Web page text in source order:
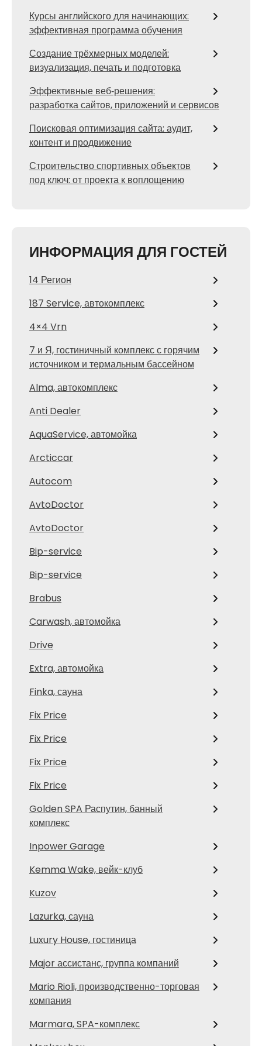
Курсы английского для начинающих:
эффективная программа обучения
Создание трёхмерных моделей:
визуализация, печать и подготовка
Эффективные веб‑решения:
разработка сайтов, приложений и сервисов
Поисковая оптимизация сайта: аудит,
контент и продвижение
Строительство спортивных объектов
под ключ: от проекта к воплощению
ИНФОРМАЦИЯ ДЛЯ ГОСТЕЙ
14 Регион
187 Service, автокомплекс
4×4 Vrn
7 и Я, гостиничный комплекс с горячим
источником и термальным бассейном
Alma, автокомплекс
Anti Dealer
AquaService, автомойка
Arcticcar
Autocom
AvtoDoctor
AvtoDoctor
Bip-service
Bip-service
Brabus
Carwash, автомойка
Drive
Extra, автомойка
Finka, сауна
Fix Price
Fix Price
Fix Price
Fix Price
Golden SPA Распутин, банный
комплекс
Inpower Garage
Kemma Wake, вейк-клуб
Kuzov
Lazurka, сауна
Luxury House, гостиница
Major ассистанс, группа компаний
Mario Rioli, производственно-торговая
компания
Marmara, SPA-комплекс